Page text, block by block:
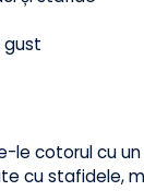
cu nuci
gata
Idared